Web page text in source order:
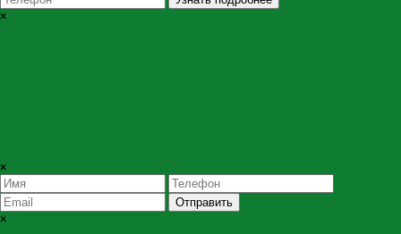
×
×
Отправить
×